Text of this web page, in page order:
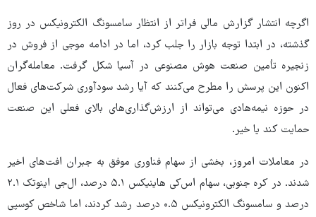
اگرچه انتشار گزارش مالی فراتر از انتظار سامسونگ الکترونیکس در روز
گذشته، در ابتدا توجه بازار را جلب کرد، اما در ادامه موجی از فروش در
زنجیره تأمین صنعت هوش مصنوعی در آسیا شکل گرفت. معامله‌گران
اکنون این پرسش را مطرح می‌کنند که آیا رشد سودآوری شرکت‌های فعال
در حوزه نیمه‌هادی می‌تواند از ارزش‌گذاری‌های بالای فعلی این صنعت
حمایت کند یا خیر.
در معاملات امروز، بخشی از سهام فناوری موفق به جبران افت‌های اخیر
شدند. در کره جنوبی، سهام اس‌کی هاینیکس ۵.۱ درصد، ال‌جی اینوتک ۲.۱
درصد و سامسونگ الکترونیکس ۰.۵ درصد رشد کردند، اما شاخص کوسپی